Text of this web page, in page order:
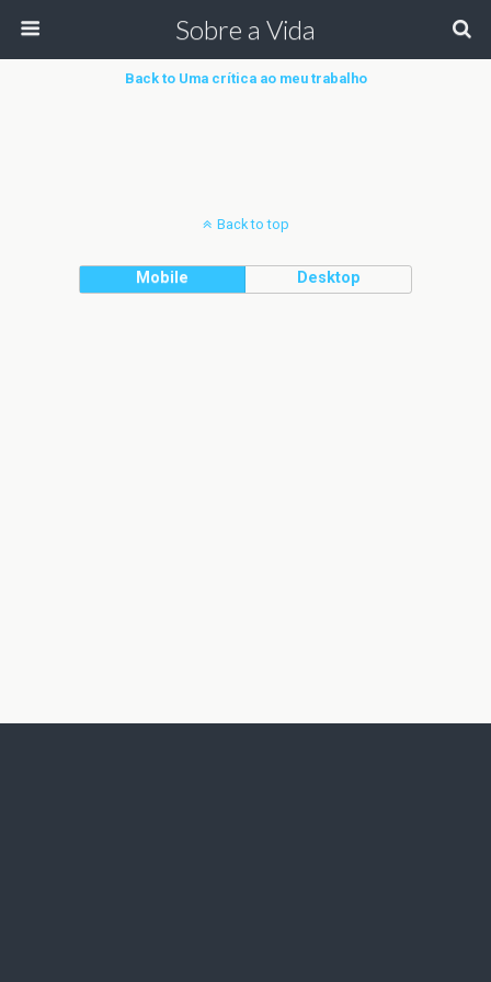
Sobre a Vida
Back to Uma crítica ao meu trabalho
Back to top
Mobile Desktop